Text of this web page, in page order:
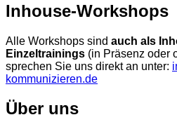
Inhouse-Workshops
Alle Workshops sind auch als
Einzeltrainings (in Präsenz oder
sprechen Sie uns direkt an unter:
kommunizieren.de
Über uns